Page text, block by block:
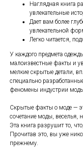
Наглядная книга
увлекательные
Дает вам более
увлекательной
Легко читается,
У каждого предмета
малоизвестные факты и
мелкие скрытые детали,
специально
феномены индустрии
Скрытые факты о моде —
сочетание моды, веселья,
Эта книга разрушит то,
Прочитав это, вы уже
прежнему.